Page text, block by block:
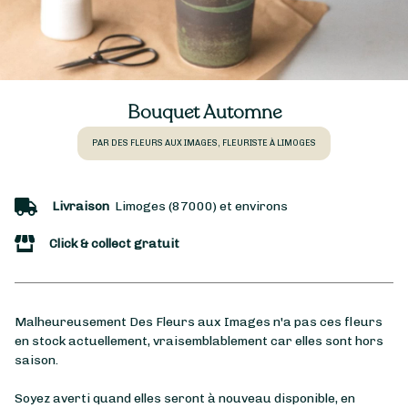
Bouquet Automne
PAR DES FLEURS AUX IMAGES, FLEURISTE À LIMOGES
Livraison Limoges (87000) et environs
Click & collect gratuit
Malheureusement Des Fleurs aux Images n'a pas ces fleurs
en stock actuellement, vraisemblablement car elles sont hors
saison.
Soyez averti quand elles seront à nouveau disponible, en